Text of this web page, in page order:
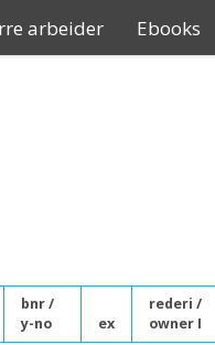
arbeider Ebooks
bnr /
y-no
ex
rederi /
owner I